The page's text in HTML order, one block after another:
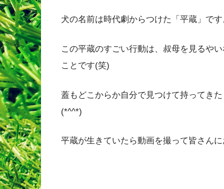
犬の名前は時代劇からつけた「平蔵」で
この平蔵のすごい行動は、叔母を見るや
ことです(笑)
蓋もどこからか自分で見つけて持ってき
(*^^*)
平蔵が生きていたら動画を撮って皆さん